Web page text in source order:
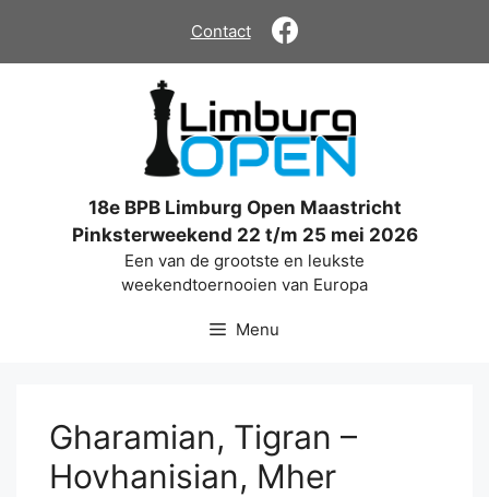
de
Contact
18e BPB Limburg Open Maastricht
Pinksterweekend 22 t/m 25 mei 2026
Een van de grootste en leukste
weekendtoernooien van Europa
Menu
Gharamian, Tigran –
Hovhanisian, Mher